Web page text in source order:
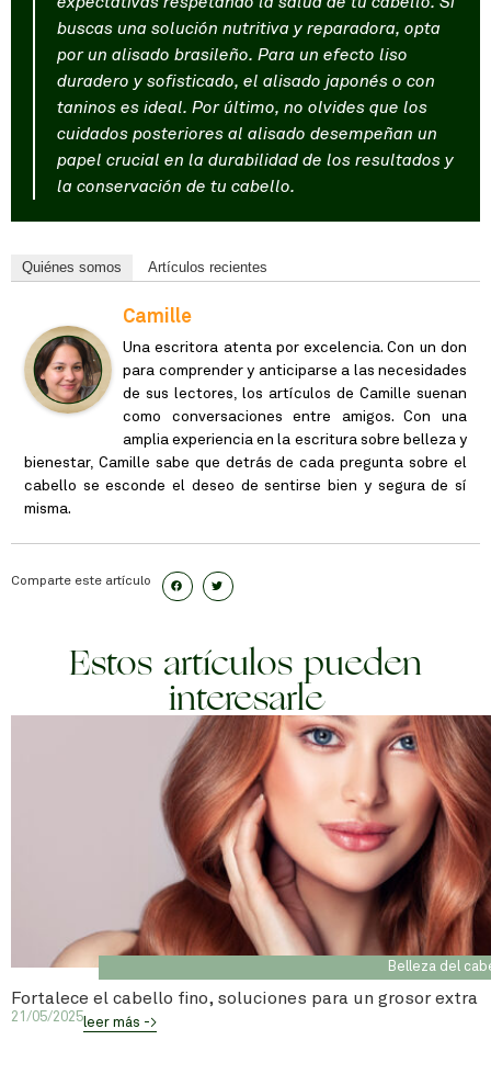
buscas una solución nutritiva y reparadora, opta
por un alisado brasileño. Para un efecto liso
duradero y sofisticado, el alisado japonés o con
taninos es ideal. Por último, no olvides que los
cuidados posteriores al alisado desempeñan un
papel crucial en la durabilidad de los resultados y
la conservación de tu cabello.
Quiénes somos Artículos recientes
Camille
Una escritora atenta por excelencia. Con un don
para comprender y anticiparse a las necesidades
de sus lectores, los artículos de Camille suenan
como conversaciones entre amigos. Con una
amplia experiencia en la escritura sobre belleza y
bienestar, Camille sabe que detrás de cada pregunta sobre el
cabello se esconde el deseo de sentirse bien y segura de sí
misma.
Comparte este artículo
Estos artículos pueden
interesarle
Belleza del
Fortalece el cabello fino, soluciones para un grosor extra
21/05/2025leer más ->